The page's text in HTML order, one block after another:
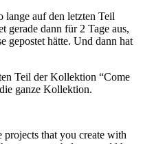
lange auf den letzten Teil
gerade dann für 2 Tage aus,
gepostet hätte. Und dann hat
Teil der Kollektion “Come
ganze Kollektion.
that you create with